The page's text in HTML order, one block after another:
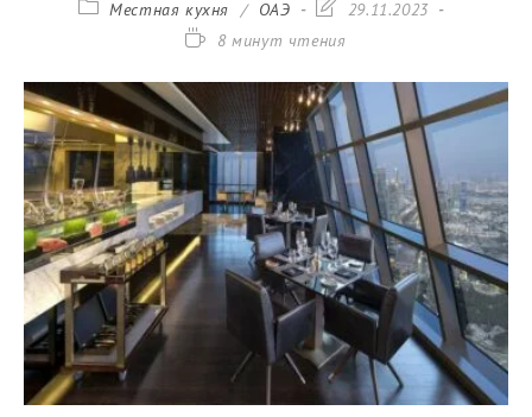
РубрикаМестная кухня / ОАЭ
Запись29.11.2023
Время8 минут чтения